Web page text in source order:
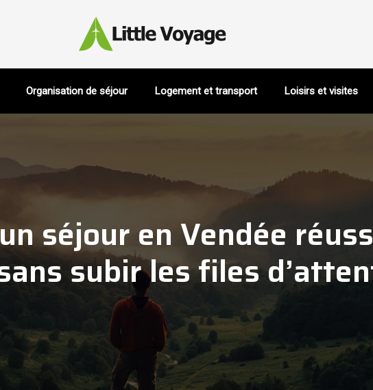
Organisation de séjour Logement et transport Loisirs et visites
séjour en Vendée
subir les files